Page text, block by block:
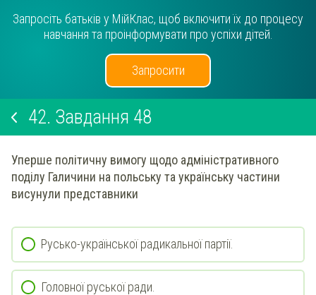
Запросіть батьків у МійКлас, щоб включити їх до процесу
навчання та проінформувати про успіхи дітей.
Запросити
42. Завдання 48
Уперше політичну вимогу щодо адміністративного
поділу Галичини на польську та українську частини
висунули представники
Русько-української радикальної партії.
Головної руської ради.